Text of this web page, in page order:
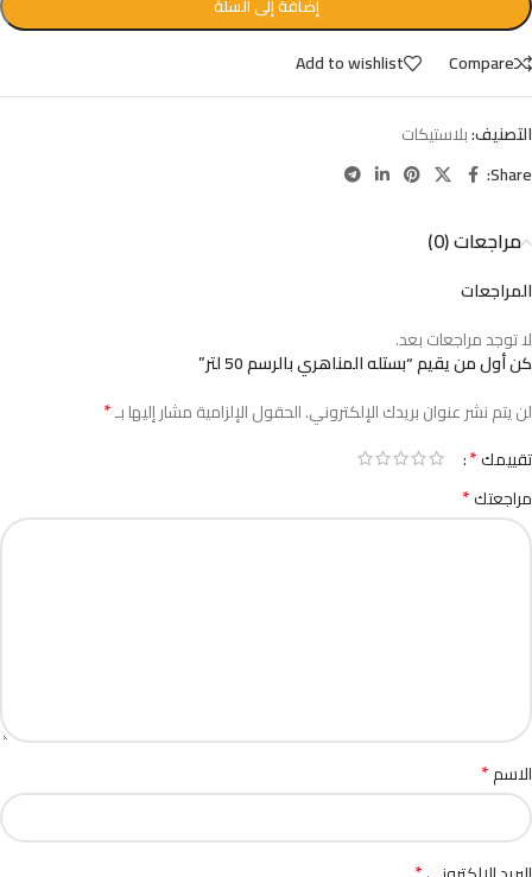
Compare
Add to wishlist
التصنيف:بلاستيكات
Share:
مراجعات (0)
المراجعات
لا توجد مراجعات بعد.
كن أول من يقيم “بستله المناهري بالرسم 50 لتر”
لن يتم نشر عنوان بريدك الإلكتروني.الحقول الإلزامية مشار إليها بـ*
تقييمك*
مراجعتك*
الاسم*